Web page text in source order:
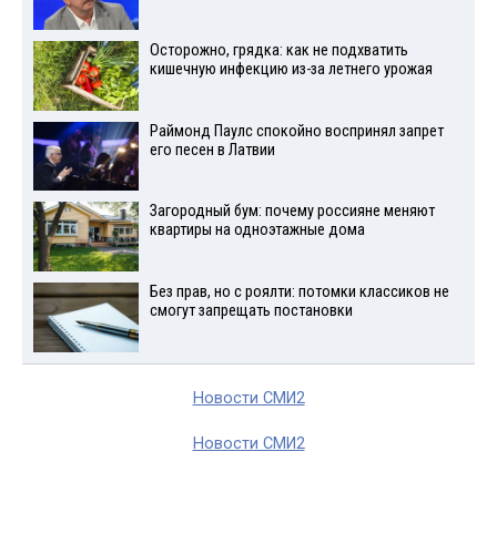
Осторожно, грядка: как не подхватить
кишечную инфекцию из-за летнего урожая
Раймонд Паулс спокойно воспринял запрет
его песен в Латвии
Загородный бум: почему россияне меняют
квартиры на одноэтажные дома
Без прав, но с роялти: потомки классиков не
смогут запрещать постановки
Новости СМИ2
Новости СМИ2